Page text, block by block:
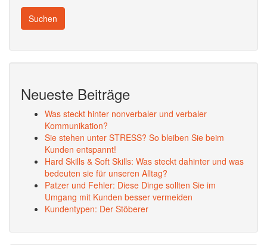
Neueste Beiträge
Was steckt hinter nonverbaler und verbaler
Kommunikation?
Sie stehen unter STRESS? So bleiben Sie beim
Kunden entspannt!
Hard Skills & Soft Skills: Was steckt dahinter und was
bedeuten sie für unseren Alltag?
Patzer und Fehler: Diese Dinge sollten Sie im
Umgang mit Kunden besser vermeiden
Kundentypen: Der Stöberer